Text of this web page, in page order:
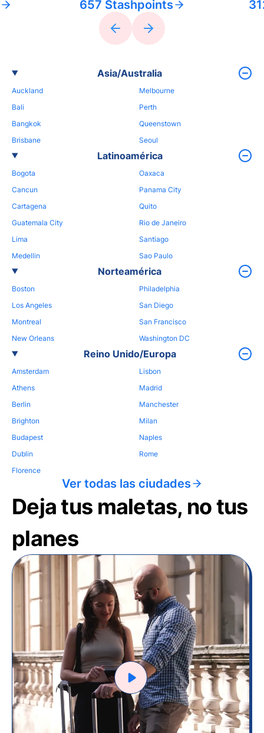
657 Stashpoints
Asia/Australia
Auckland
Bali
Bangkok
Brisbane
Melbourne
Perth
Queenstown
Seoul
Latinoamérica
Bogota
Cancun
Cartagena
Guatemala City
Lima
Medellin
Oaxaca
Panama City
Quito
Rio de Janeiro
Santiago
Sao Paulo
Norteamérica
Boston
Los Angeles
Montreal
New Orleans
Philadelphia
San Diego
San Francisco
Washington DC
Reino Unido/Europa
Amsterdam
Athens
Berlin
Brighton
Budapest
Dublin
Florence
Lisbon
Madrid
Manchester
Milan
Naples
Rome
Ver todas las ciudades
Deja tus maletas, no tus
planes